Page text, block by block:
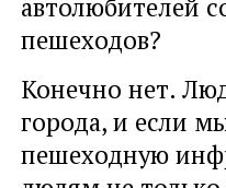
автолюбителей
пешеходов?
Конечно нет.
города, и если
пешеходную